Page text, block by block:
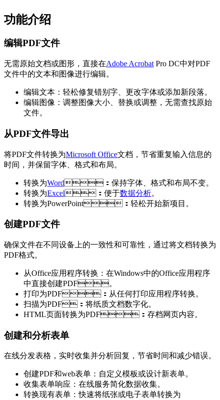
功能介绍
编辑PDF文件
无需原始文档或图形，直接在Adobe Acrobat Pro DC中对PDF
文件中的文本和图像进行编辑。
编辑文本：轻松修复错别字、更改字体或添加新段落。
编辑图像：调整图像大小、替换或调整，无需查找原始
文件。
从PDF文件导出
将PDF文件转换为Microsoft Office文档，节省重复输入信息的
时间，并保留字体、格式和布局。
转换为Word：保持字体、格式和布局不变。
转换为Excel：便于数据分析。
转换为PowerPoint：轻松开始新项目。
创建PDF文件
确保文件在不同设备上的一致性和可靠性，通过将文档转换为
PDF格式。
从Office应用程序转换：在Windows中的Office应用程序
中直接创建PDF。
打印为PDF：从任何打印应用程序转换。
扫描为PDF：将纸质文档数字化。
HTML页面转换为PDF：存档网页内容。
创建和分析表单
在线分发表格，实时收集并分析回复，节省时间和减少错误。
创建PDF和web表单：自定义模板或设计新表单。
收集表单响应：在线服务简化数据收集。
转换现有表单：快速将纸张或电子表单转换为